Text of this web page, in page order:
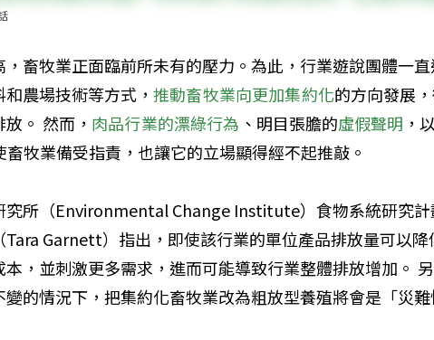
畜牧業正面臨前所未有的壓力。為此，行業遊說團體一
農場技術等方式， 推動畜牧業向更加集約化的方向發展
。 然而， 肉品行業的漂綠行為 、明目張膽的虛假聲明 ，
畜牧業備受指責，也讓它的立場顯得經不起推敲。
究所（Environmental Change Institute）食物系統研究計
Garnett）指出，即使該行業的單位產品排放量可以降
，並刺激更多需求，進而可能導致行業整體排放增加。 另
的情況下，把集約化畜牧業改為粗放型養殖將會是「災難